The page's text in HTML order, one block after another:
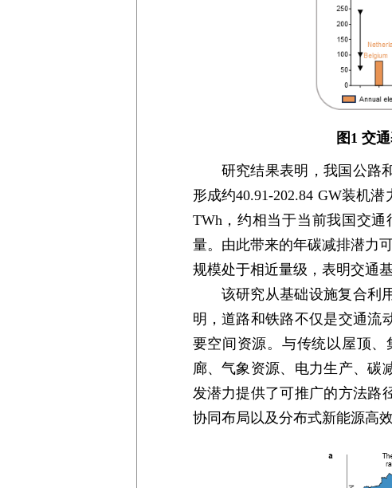
图1 交
研究结果表明，我国公路
形成约40.91-202.84 GW装机
TWh，约相当于当前我国交
量。由此带来的年碳减排潜力
规模处于相近量级，表明交通
该研究从基础设施复合利
明，道路和铁路不仅是交通流
要空间资源。与传统以屋顶
廊、气象资源、电力生产、碳
发潜力提供了可推广的方法路
协同布局以及分布式新能源高